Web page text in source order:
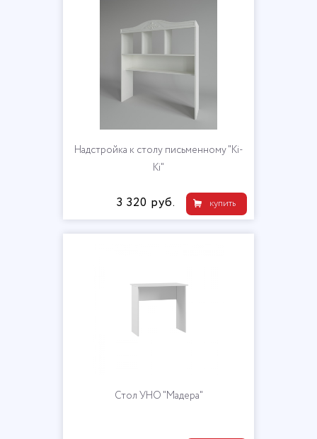
Надстройка к столу письменному "Ki-
Ki"
купить
3 320 руб.
Стол УНО "Мадера"